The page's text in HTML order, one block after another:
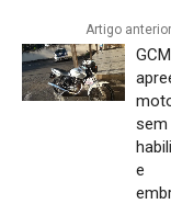
Artigo anterior
GCM
sem
e